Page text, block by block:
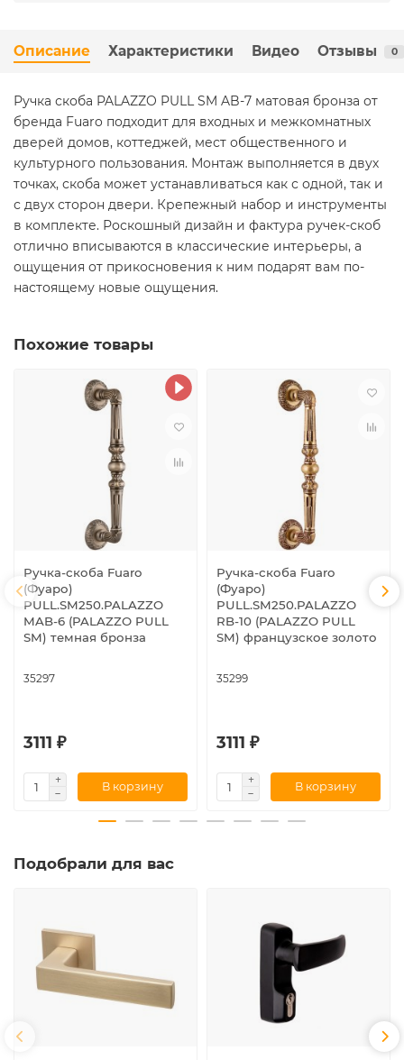
Описание Характеристики Видео Отзывы 0
Ручка скоба PALAZZO PULL SM AB-7 матовая бронза от
бренда Fuaro подходит для входных и межкомнатных
дверей домов, коттеджей, мест общественного и
культурного пользования. Монтаж выполняется в двух
точках, скоба может устанавливаться как с одной, так и
с двух сторон двери. Крепежный набор и инструменты
в комплекте. Роскошный дизайн и фактура ручек-скоб
отлично вписываются в классические интерьеры, а
ощущения от прикосновения к ним подарят вам по-
настоящему новые ощущения.
Похожие товары
Ручка-скоба Fuaro
(Фуаро)
PULL.SM250.PALAZZO
MAB-6 (PALAZZO PULL
SM) темная бронза
35297
3111 ₽
В корзину
Ручка-скоба Fuaro
(Фуаро)
PULL.SM250.PALAZZO
RB-10 (PALAZZO PULL
SM) французское золото
35299
3111 ₽
В корзину
Подобрали для вас